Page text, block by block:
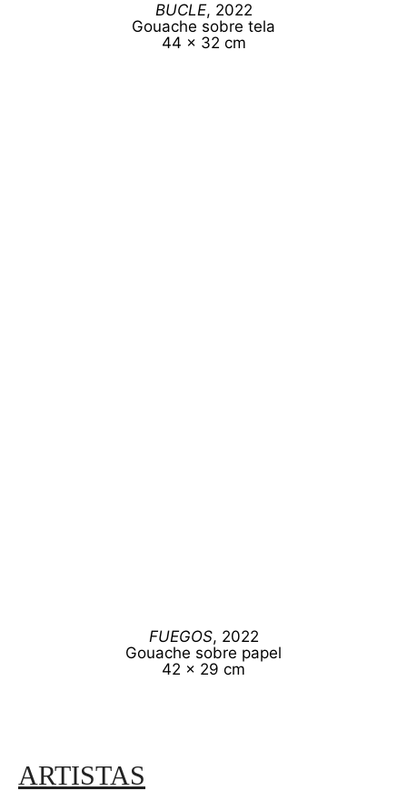
BUCLE, 2022
Gouache sobre tela
44 x 32 cm
FUEGOS, 2022
Gouache sobre papel
42 x 29 cm
ARTISTAS